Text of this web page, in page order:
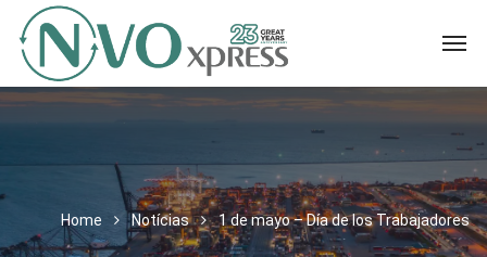
Home Notícias 1 de mayo – Día de los Trabajadores